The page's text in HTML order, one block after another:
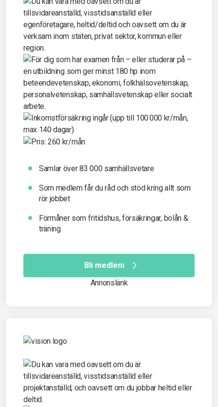
Samlar över 83 000 samhällsvetare
Som medlem får du råd och stöd kring allt som
rör jobbet
Förmåner som fritidshus, försäkringar, bolån &
träning
Bli medlem
Annonslänk